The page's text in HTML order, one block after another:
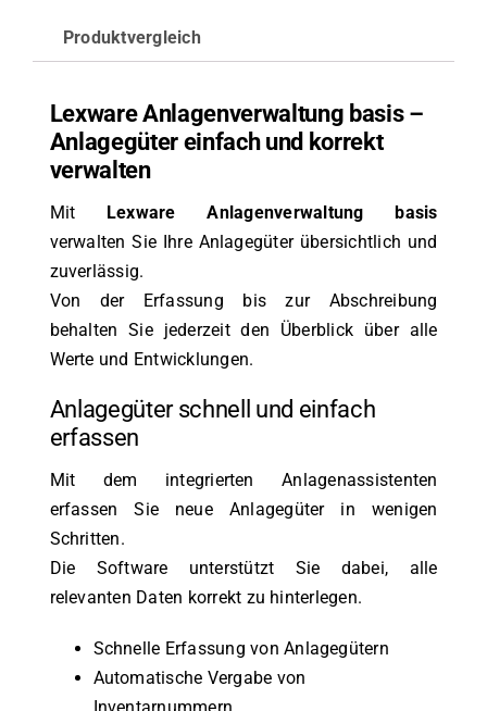
Produktvergleich
Lexware Anlagenverwaltung basis –
Anlagegüter einfach und korrekt
verwalten
Mit
Lexware Anlagenverwaltung basis
verwalten Sie Ihre Anlagegüter übersichtlich und
zuverlässig.
Von der Erfassung bis zur Abschreibung
behalten Sie jederzeit den Überblick über alle
Werte und Entwicklungen.
Anlagegüter schnell und einfach
erfassen
Mit dem integrierten Anlagenassistenten
erfassen Sie neue Anlagegüter in wenigen
Schritten.
Die Software unterstützt Sie dabei, alle
relevanten Daten korrekt zu hinterlegen.
Schnelle Erfassung von Anlagegütern
Automatische Vergabe von